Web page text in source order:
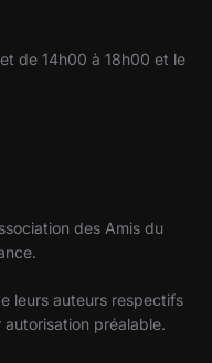
de 14h00 à 18h00 et le
des Amis du
leurs auteurs respectifs
préalable.